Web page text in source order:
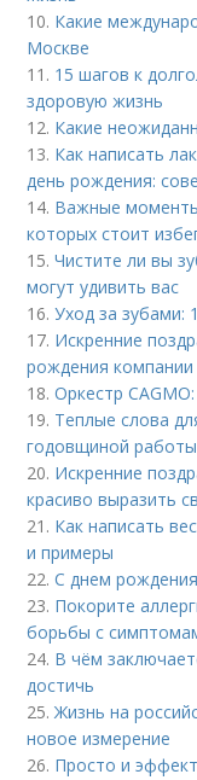
10. Какие
Москве
11. 15 шагов к
здоровую жизнь
12. Какие
13. Как написать
день рождения:
14. Важные
которых стоит
15.Чистите ли вы
могут удивить вас
16.Уход за зубами:
17. Искренние
рождения компании
18.Оркестр
19. Теплые слова
годовщиной
20. Искренние
красиво выразить
21. Как написать
и примеры
22.С днем
23. Покорите
борьбы с
24. В чём
достичь
25.Жизнь на
новое измерение
26. Просто и